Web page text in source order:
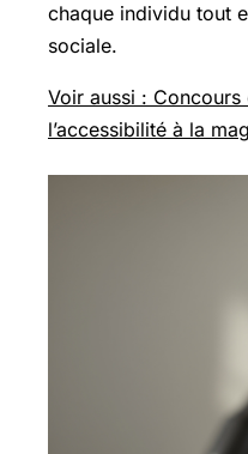
chaque individu tout
sociale.
Voir aussi : Concours
l’accessibilité à la